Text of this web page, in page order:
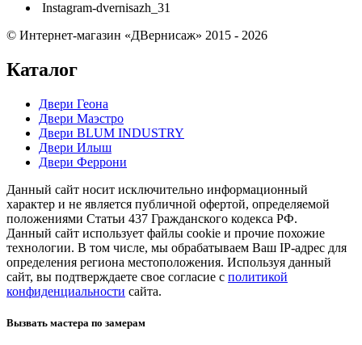
Instagram-dvernisazh_31
© Интернет-магазин «ДВернисаж» 2015 - 2026
Каталог
Двери Геона
Двери Маэстро
Двери BLUM INDUSTRY
Двери Илыш
Двери Феррони
Данный сайт носит исключительно информационный
характер и не является публичной офертой, определяемой
положениями Статьи 437 Гражданского кодекса РФ.
Данный сайт использует файлы cookie и прочие похожие
технологии. В том числе, мы обрабатываем Ваш IP-адрес для
определения региона местоположения. Используя данный
сайт, вы подтверждаете свое согласие с политикой
конфиденциальности сайта.
Вызвать мастера по замерам